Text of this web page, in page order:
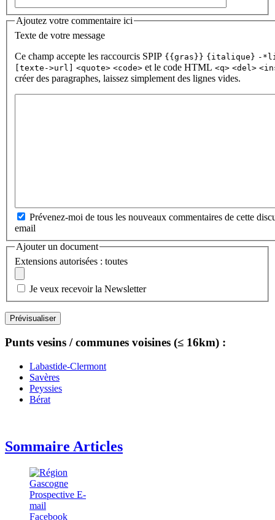
Ajoutez votre commentaire ici
Texte de votre message
Ce champ accepte les raccourcis SPIP {{gras}} {italique} -
[texte->url]
<quote> <code> et le code HTML <q> <del>
créer des paragraphes, laissez simplement des lignes vides.
Prévenez-moi de tous les nouveaux commentaires de cette
email
Ajouter un document
Extensions autorisées : toutes
Je veux recevoir la Newsletter
Punts vesins / communes voisines (≤ 16km) :
Labastide-Clermont
Savères
Peyssies
Bérat
Sommaire Articles